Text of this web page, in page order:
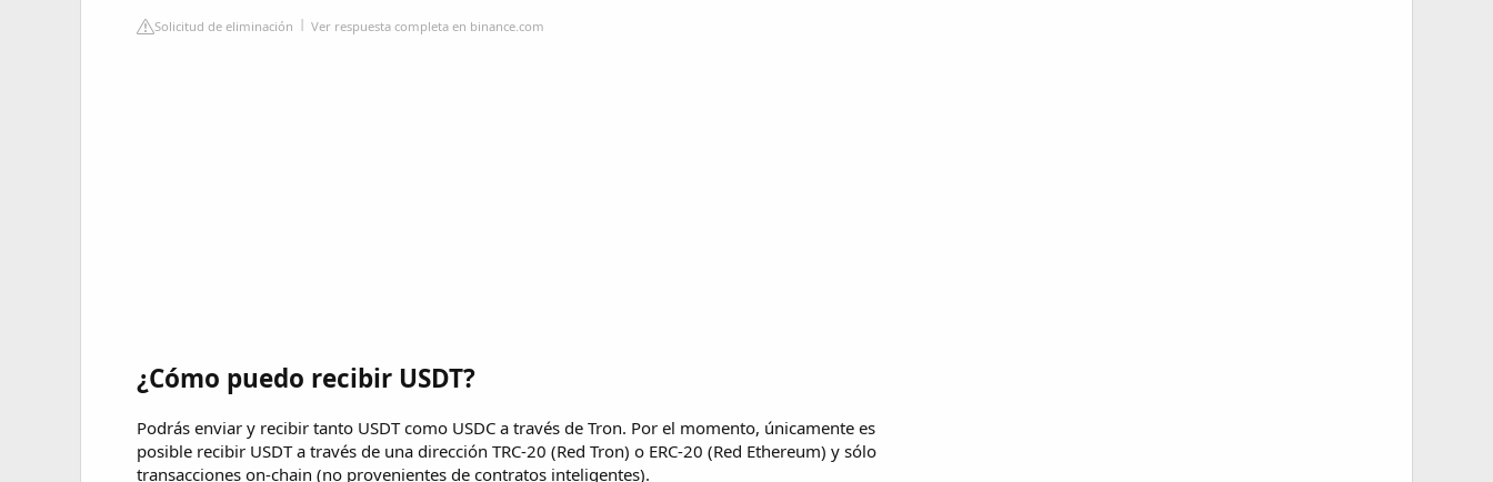
Solicitud de eliminación Ver respuesta completa en binance.com
¿Cómo puedo recibir USDT?
Podrás enviar y recibir tanto USDT como USDC a través de Tron. Por el momento, únicamente es
posible recibir USDT a través de una dirección TRC-20 (Red Tron) o ERC-20 (Red Ethereum) y sólo
transacciones on-chain (no provenientes de contratos inteligentes).